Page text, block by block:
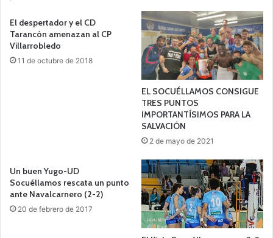
El despertador y el CD
Tarancón amenazan al CP
Villarrobledo
11 de octubre de 2018
EL SOCUÉLLAMOS CONSIGUE
TRES PUNTOS
IMPORTANTÍSIMOS PARA LA
SALVACIÓN
2 de mayo de 2021
Un buen Yugo-UD
Socuéllamos rescata un punto
ante Navalcarnero (2-2)
20 de febrero de 2017